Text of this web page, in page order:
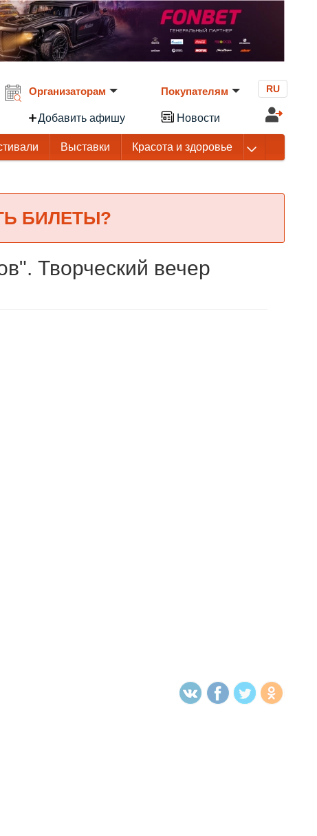
Организаторам
Добавить афишу
Покупателям
Новости
RU
Выставки Красота и здоровье
БИЛЕТЫ?
Творческий вечер